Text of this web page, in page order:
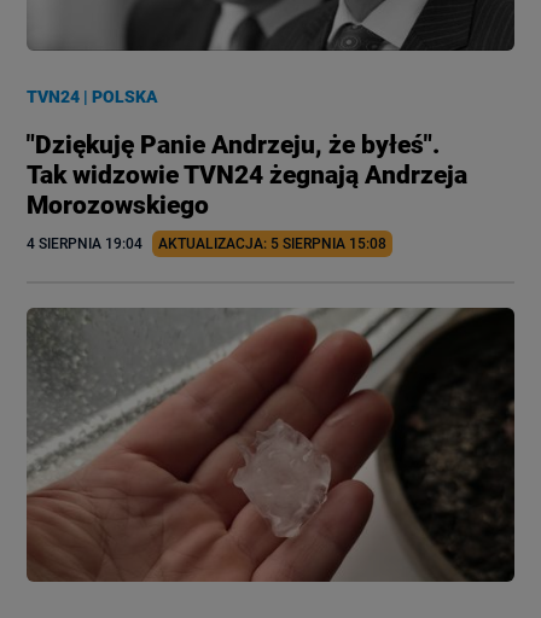
TVN24 |POLSKA
"Dziękuję Panie Andrzeju, że byłeś".
Tak widzowie TVN24 żegnają Andrzeja
Morozowskiego
4 SIERPNIA 19:04 AKTUALIZACJA: 5 SIERPNIA 15:08